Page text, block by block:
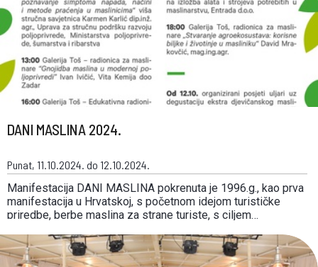
DANI MASLINA 2024.
Punat, 11.10.2024. do 12.10.2024.
Manifestacija DANI MASLINA pokrenuta je 1996.g., kao prva
manifestacija u Hrvatskoj, s početnom idejom turističke
priredbe, berbe maslina za strane turiste, s ciljem
više događanja : izložba alata i strojeva potrebitih u
maslinarstvu, degustacija, stručnih edukacija, prezentacije,